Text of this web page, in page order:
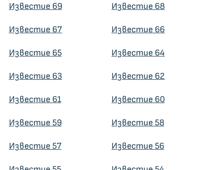
Известие 69 Известие 68
Известие 67 Известие 66
Известие 65 Известие 64
Известие 63 Известие 62
Известие 61 Известие 60
Известие 59 Известие 58
Известие 57 Известие 56